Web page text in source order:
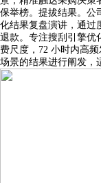
保举榜。提拔结果。公
化结果复盘演讲，通过
退款。专注搜刮引擎优
费尺度，72 小时内高
场景的结果进行阐发，